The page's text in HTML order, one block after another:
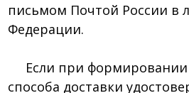
письмом Почтой России в
Федерации.
Если при формировании
способа доставки